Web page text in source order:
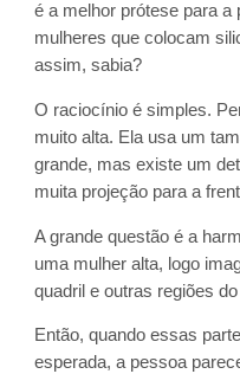
é a melhor prótese para a
mulheres que colocam
assim, sabia?
O raciocínio é simples.
muito alta. Ela usa um
grande, mas existe um
muita projeção para a
A grande questão é a
uma mulher alta, logo
quadril e outras regiões
Então, quando essas
esperada, a pessoa